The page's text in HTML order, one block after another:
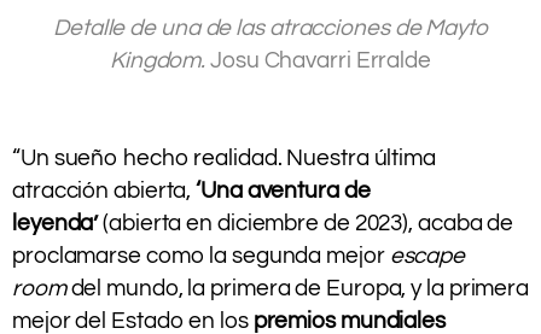
Detalle de una de las atracciones de Mayto
Kingdom. Josu Chavarri Erralde
“Un sueño hecho realidad. Nuestra última
atracción abierta,‘Una aventura de
leyenda’(abierta en diciembre de 2023), acaba de
proclamarse como la segunda mejor escape
roomdel mundo, la primera de Europa, y la primera
mejor del Estado en los premios mundiales